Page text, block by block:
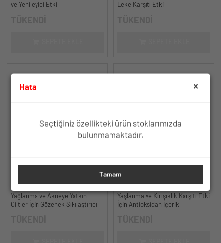
ve Yenileyici Etki
Leke Karşıtı Etki
Serum, Gözenek ve Siyah Nokta
Oluşumunu Gidermeye Yardımcı -
30 ml.
Yağlanma ve Akneye Yatkın
Ciltler İçin Gözenek Sıkılaştırıcı
HC Resveratrol %3, Ferulic Acid
%0.5 Serum, Yaşlanma ve
Kırışıklık Karşıtı - 30 ml.
Yaşlanma ve Kırışıklık Karşıtı Etki
İçin Antioksidan İçerik
Hata
Seçtiğiniz özellikteki ürün stoklarımızda
bulunmamaktadır.
Tamam